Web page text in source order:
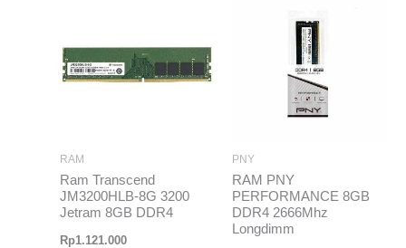
RAM
Ram Transcend
JM3200HLB-8G 3200
Jetram 8GB DDR4
Rp1.121.000
PNY
RAM PNY
PERFORMANCE 8GB
DDR4 2666Mhz
Longdimm